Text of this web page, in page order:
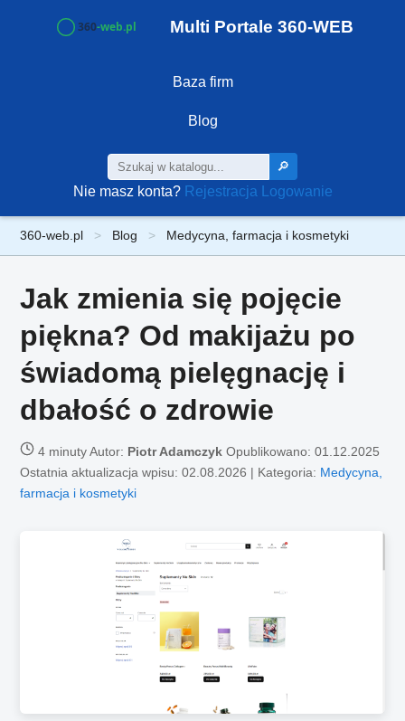
Multi Portale 360-WEB
Baza firm
Blog
🔎
Nie masz konta? Rejestracja Logowanie
360-web.pl Blog Medycyna, farmacja i kosmetyki
Jak zmienia się pojęcie
piękna? Od makijażu po
świadomą pielęgnację i
dbałość o zdrowie
4 minutyAutor: Piotr Adamczyk Opublikowano:01.12.2025
Ostatnia aktualizacja wpisu: 02.08.2026 | Kategoria: Medycyna,
farmacja i kosmetyki